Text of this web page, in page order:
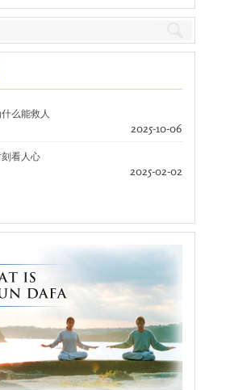
么能救人
2025-10-06
看人心
2025-02-02